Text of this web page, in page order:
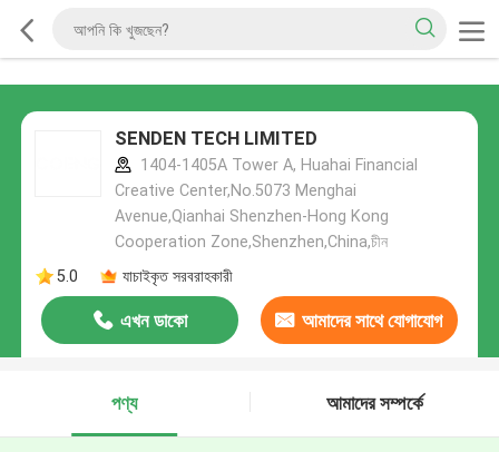
SENDEN TECH LIMITED
1404-1405A Tower A, Huahai Financial
Creative Center,No.5073 Menghai
Avenue,Qianhai Shenzhen-Hong Kong
Cooperation Zone,Shenzhen,China,চীন
5.0
যাচাইকৃত সরবরাহকারী
এখন ডাকো আমাদের সাথে যোগাযোগ
পণ্য
আমাদের সম্পর্কে